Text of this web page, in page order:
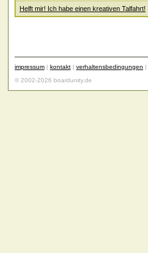
Helft mir! Ich habe einen kreativen Talfahrt!
impressum | kontakt | verhaltensbedingungen |
© 2002-2026 boardunity.de